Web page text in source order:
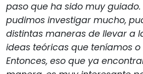
paso que ha sido muy
pudimos investigar mucho,
distintas maneras de llevar a
ideas teóricas que teníamos o
Entonces, eso que ya